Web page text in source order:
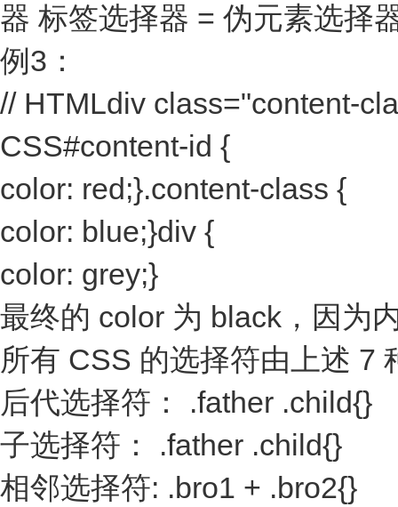
器 标签选择器 = 伪元素选择
例3：
// HTMLdiv class="content-
CSS#content-id {
color: red;}.content-class {
color: blue;}div {
color: grey;}
最终的 color 为 black，因为
所有 CSS 的选择符由上述 7
后代选择符： .father .child{}
子选择符： .father .child{}
相邻选择符: .bro1 + .bro2{}